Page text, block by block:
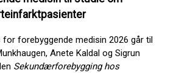
forebyggende medisin 2026 går til
Anete Kaldal og Sigrun
Sekundærforebygging hos